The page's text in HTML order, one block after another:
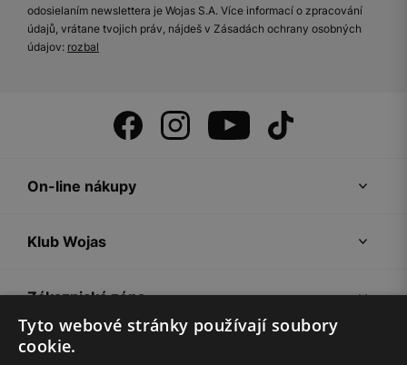
odosielaním newslettera je Wojas S.A. Více informací o zpracování
údajů, vrátane tvojich práv, nájdeš v Zásadách ochrany osobných
údajov: rozbal
On-line nákupy
Klub Wojas
Zákaznická zóna
Společnost Wojas
Tyto webové stránky používají soubory
cookie.